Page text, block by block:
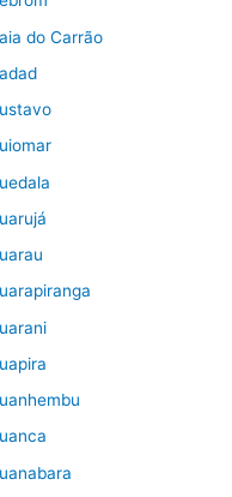
do Carrão